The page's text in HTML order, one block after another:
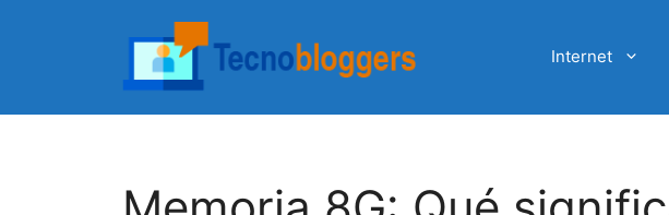
Internet